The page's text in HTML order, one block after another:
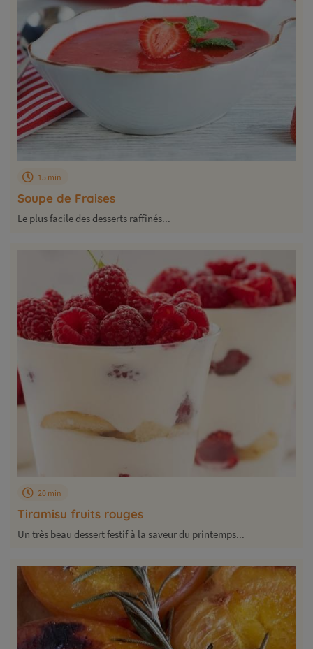
Soupe de Fraises
15 min
Le plus facile des desserts raffinés...
Tiramisu fruits rouges
20 min
Un très beau dessert festif à la saveur du printemps...